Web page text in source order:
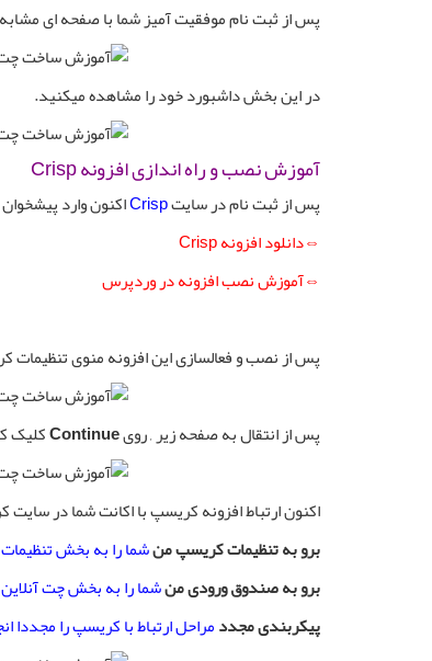
پس از ثبت نام موفقیت آمیز شما با صفحه ای
در این بخش داشبورد خود را مشاهده میکنید.
آموزش نصب و راه اندازی افزونه Crisp
پس از ثبت نام در سایتCrispاکنون وارد
⇔دانلود افزونه Crisp
⇔آموزش نصب افزونه در وردپرس
پس از نصب و فعالسازی این افزونه منوی
پس از انتقال به صفحه زیر , رویContinueکلیک
اکنون ارتباط افزونه کریسپ با اکانت شما در
برو به تنظیمات کریسپ منشما را به بخش
برو به صندوق ورودی منشما را به بخش چت
پیکربندی مجددمراحل ارتباط با کریسپ را مجددا